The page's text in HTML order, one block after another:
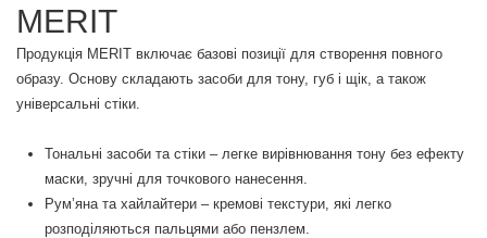
MERIT
Продукція MERIT включає базові позиції для створення повного
образу. Основу складають засоби для тону, губ і щік, а також
універсальні стіки.
Тональні засоби та стіки – легке вирівнювання тону без ефекту
маски, зручні для точкового нанесення.
Рум’яна та хайлайтери – кремові текстури, які легко
розподіляються пальцями або пензлем.